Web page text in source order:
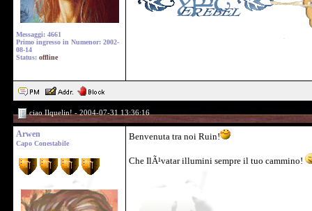
Messaggi: 4661
Primo ingresso in Numenor: 2002-
08-14
Status: offline
ciao Ilquelin! - 2004-07-31 13:36:16
Arwen
Capo Conestabile
Benvenuta tra noi Ruin!
Che IlÃ¹vatar illumini sempre il tuo cammino!